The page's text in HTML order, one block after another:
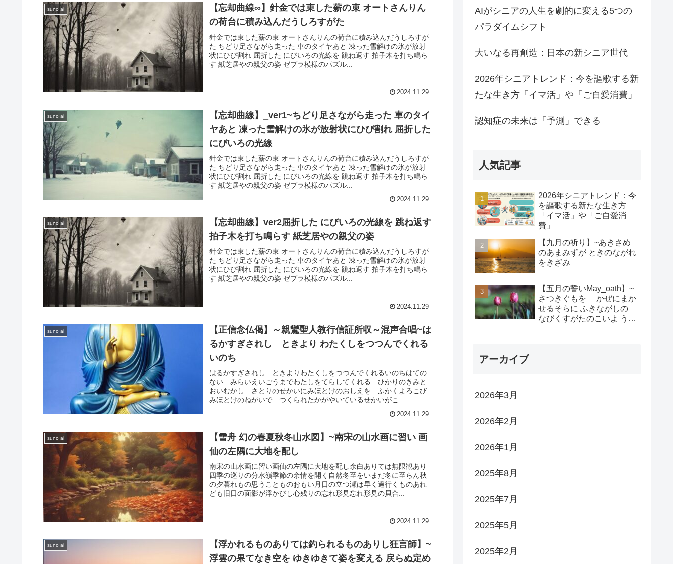
suno ai
【忘却曲線∞】針金では束した薪の束 オートさんりん
の荷台に積み込んだうしろすがた
針金では束した薪の束 オートさんりんの荷台に積み込んだうしろすが
た ちどり足さながら走った 車のタイヤあと 凍った雪解けの氷が放射
状にひび割れ 屈折した にびいろの光線を 跳ね返す 拍子木を打ち鳴ら
す 紙芝居やの親父の姿 ゼブラ模様のパズル...
2024.11.29
suno ai
【忘却曲線】_ver1~ちどり足さながら走った 車のタイ
ヤあと 凍った雪解けの氷が放射状にひび割れ 屈折した
にびいろの光線
針金では束した薪の束 オートさんりんの荷台に積み込んだうしろすが
た ちどり足さながら走った 車のタイヤあと 凍った雪解けの氷が放射
状にひび割れ 屈折した にびいろの光線を 跳ね返す 拍子木を打ち鳴ら
す 紙芝居やの親父の姿 ゼブラ模様のパズル...
2024.11.29
suno ai
【忘却曲線】ver2屈折した にびいろの光線を 跳ね返す
拍子木を打ち鳴らす 紙芝居やの親父の姿
針金では束した薪の束 オートさんりんの荷台に積み込んだうしろすが
た ちどり足さながら走った 車のタイヤあと 凍った雪解けの氷が放射
状にひび割れ 屈折した にびいろの光線を 跳ね返す 拍子木を打ち鳴ら
す 紙芝居やの親父の姿 ゼブラ模様のパズル...
2024.11.29
suno ai
【正信念仏偈】～親鸞聖人教行信証所収～混声合唱~は
るかすぎされし ときより わたくしをつつんでくれる
いのち
はるかすぎされし ときよりわたくしをつつんでくれるいのちはての
ない みらいえいごうまでわたしをてらしてくれる ひかりのきみと
おいむかし さとりのせかいにみほとけのおしえを ふかくよろこび
みほとけのねがいで つくられたかがやいているせかいがこ...
2024.11.29
suno ai
【雪舟 幻の春夏秋冬山水図】~南宋の山水画に習い 画
仙の左隅に大地を配し
南宋の山水画に習い画仙の左隅に大地を配し余白ありては無限観あり
四季の巡りの分水嶺季節の余情を開く自然冬至をいまだ冬に至らん秋
の夕暮れもの思うことものおもい月日の立つ瀬は早く過行くものあれ
ども旧日の面影が浮かびし心残りの忘れ形見忘れ形見の貝合...
2024.11.29
suno ai
【浮かれるものありては釣られるものありし狂言師】~
浮雲の果てなき空を ゆきゆきて姿を変える 戻らぬ定め
AIがシニアの人生を劇的に変える5つの
パラダイムシフト
大いなる再創造：日本の新シニア世代
2026年シニアトレンド：今を謳歌する新
たな生き方「イマ活」や「ご自愛消費」
認知症の未来は「予測」できる
人気記事
2026年シニアトレンド：今
を謳歌する新たな生き方
「イマ活」や「ご自愛消
費」
【九月の祈り】~あきさめ
のあまみずが ときのながれ
をきざみ
【五月の誓いMay_oath】~
さつきぐもを かぜにまか
せるそらに ふきながしの
なびくすがたのこいよ うま
アーカイブ
2026年3月
2026年2月
2026年1月
2025年8月
2025年7月
2025年5月
2025年2月